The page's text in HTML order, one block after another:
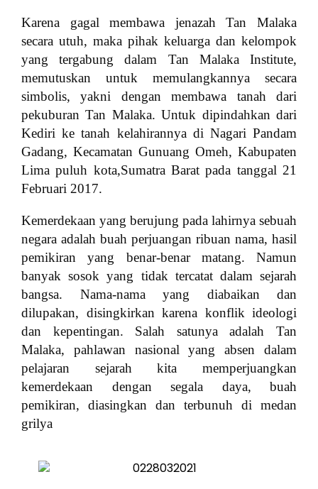
Karena gagal membawa jenazah Tan Malaka
secara utuh, maka pihak keluarga dan kelompok
yang tergabung dalam Tan Malaka Institute,
memutuskan untuk memulangkannya secara
simbolis, yakni dengan membawa tanah dari
pekuburan Tan Malaka. Untuk dipindahkan dari
Kediri ke tanah kelahirannya di Nagari Pandam
Gadang, Kecamatan Gunuang Omeh, Kabupaten
Lima puluh kota,Sumatra Barat pada tanggal 21
Februari 2017.
Kemerdekaan yang berujung pada lahirnya sebuah
negara adalah buah perjuangan ribuan nama, hasil
pemikiran yang benar-benar matang. Namun
banyak sosok yang tidak tercatat dalam sejarah
bangsa. Nama-nama yang diabaikan dan
dilupakan, disingkirkan karena konflik ideologi
dan kepentingan. Salah satunya adalah Tan
Malaka, pahlawan nasional yang absen dalam
pelajaran sejarah kita memperjuangkan
kemerdekaan dengan segala daya, buah
pemikiran, diasingkan dan terbunuh di medan
grilya